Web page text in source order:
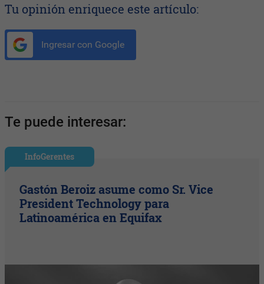
Tu opinión enriquece este artículo:
Ingresar con Google
Te puede interesar:
InfoGerentes
Gastón Beroiz asume como Sr. Vice
President Technology para
Latinoamérica en Equifax